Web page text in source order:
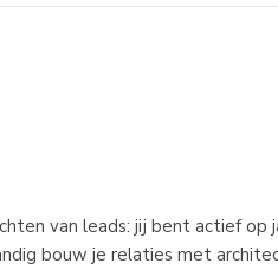
van leads: jij bent actief op
bouw je relaties met